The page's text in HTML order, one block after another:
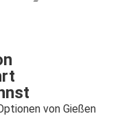
von Gießen